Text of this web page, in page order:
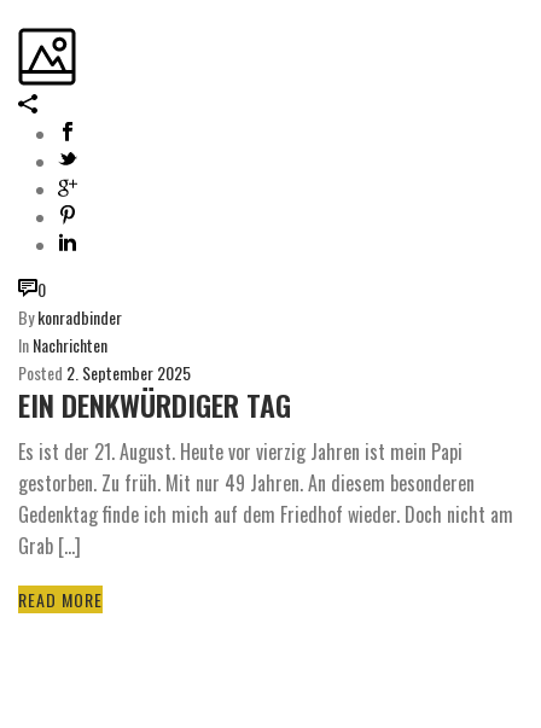
0
Bykonradbinder
InNachrichten
Posted 2. September 2025
EIN DENKWÜRDIGER TAG
Es ist der 21. August. Heute vor vierzig Jahren ist mein Papi
gestorben. Zu früh. Mit nur 49 Jahren. An diesem besonderen
Gedenktag finde ich mich auf dem Friedhof wieder. Doch nicht am
Grab [...]
READ MORE